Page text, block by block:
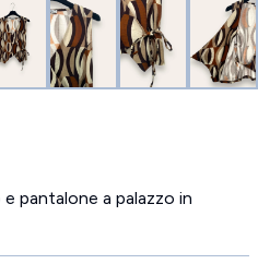
pantalone a palazzo in